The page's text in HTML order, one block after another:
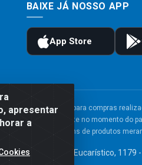
apresentar
a
BAIXE JÁ NOSSO APP
e frete são válidos para compras
de compras do site no momento
Imagens de produtos
- Av. Congresso Eucarístico,